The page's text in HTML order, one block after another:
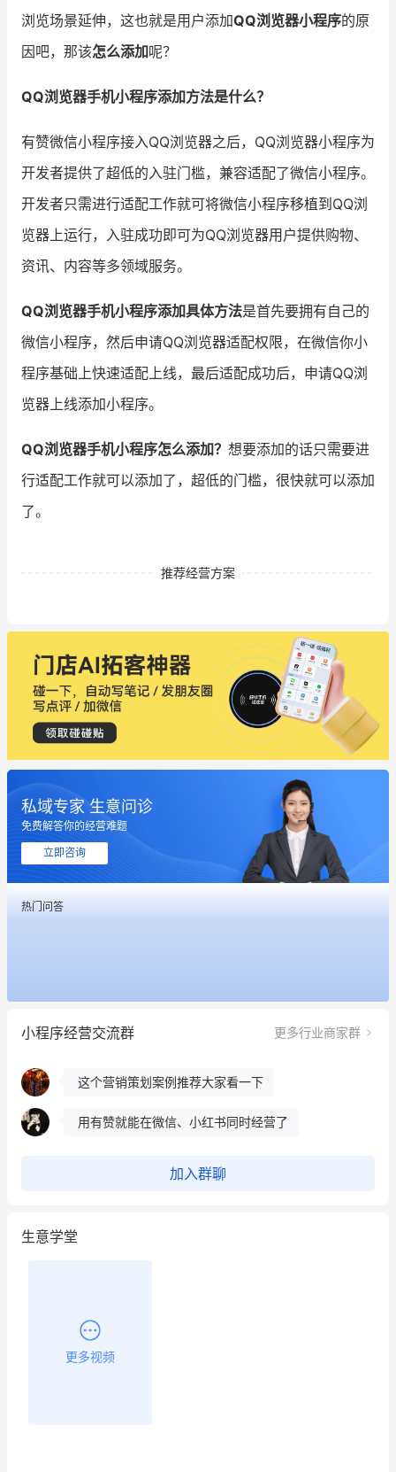
合作共进
入驻有赞 认证代理商
有赞云 数据通服务
浏览场景延伸，这也就是用户添加QQ浏览器小程序的原
因吧，那该怎么添加呢？
QQ浏览器手机小程序添加方法是什么？
有赞微信小程序接入QQ浏览器之后，QQ浏览器小程序为
开发者提供了超低的入驻门槛，兼容适配了微信小程序。
开发者只需进行适配工作就可将微信小程序移植到QQ浏
览器上运行，入驻成功即可为QQ浏览器用户提供购物、
资讯、内容等多领域服务。
QQ浏览器手机小程序添加具体方法是首先要拥有自己的
微信小程序，然后申请QQ浏览器适配权限，在微信你小
程序基础上快速适配上线，最后适配成功后，申请QQ浏
览器上线添加小程序。
QQ浏览器手机小程序怎么添加？ 想要添加的话只需要进
行适配工作就可以添加了，超低的门槛，很快就可以添加
了。
推荐经营方案
私域专家 生意问诊
免费解答你的经营难题
立即咨询
热门问答
小程序经营交流群 更多行业商家群
这个营销策划案例推荐大家看一下
昨晚的直播课程太好啦❤️
冰墩墩货源充足需要的联系我
这个营销策划案例推荐大家看一下
用有赞就能在微信、小红书同时经营了
加入群聊
生意学堂
更多视频